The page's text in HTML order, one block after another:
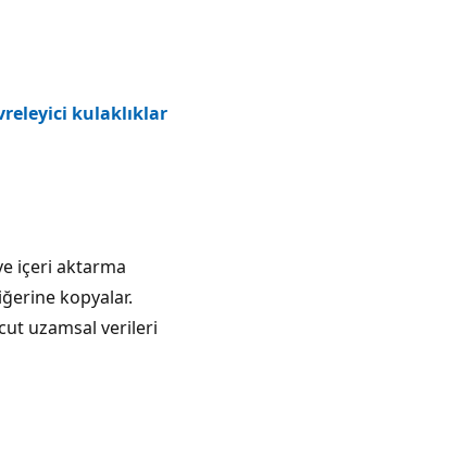
kulaklıklar
içeri aktarma
kopyalar.
uzamsal verileri